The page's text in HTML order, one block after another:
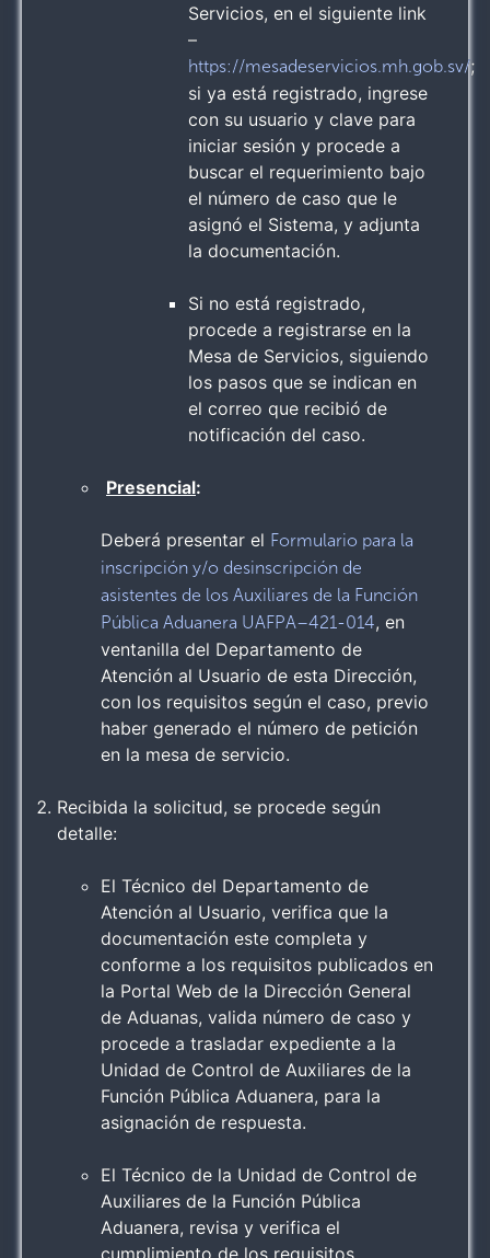
Servicios, en el siguiente link
–
https://mesadeservicios.mh.gob.sv/;
si ya está registrado, ingrese
con su usuario y clave para
iniciar sesión y procede a
buscar el requerimiento bajo
el número de caso que le
asignó el Sistema, y adjunta
la documentación.
Si no está registrado,
procede a registrarse en la
Mesa de Servicios, siguiendo
los pasos que se indican en
el correo que recibió de
notificación del caso.
Presencial:
Deberá presentar el Formulario para la
inscripción y/o desinscripción de
asistentes de los Auxiliares de la Función
Pública Aduanera UAFPA–421-014, en
ventanilla del Departamento de
Atención al Usuario de esta Dirección,
con los requisitos según el caso, previo
haber generado el número de petición
en la mesa de servicio.
Recibida la solicitud, se procede según
detalle:
El Técnico del Departamento de
Atención al Usuario, verifica que la
documentación este completa y
conforme a los requisitos publicados en
la Portal Web de la Dirección General
de Aduanas, valida número de caso y
procede a trasladar expediente a la
Unidad de Control de Auxiliares de la
Función Pública Aduanera, para la
asignación de respuesta.
El Técnico de la Unidad de Control de
Auxiliares de la Función Pública
Aduanera, revisa y verifica el
cumplimiento de los requisitos,